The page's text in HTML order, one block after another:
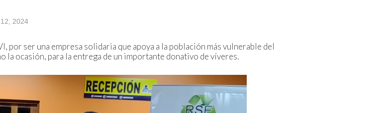
2024
ser una empresa solidaria que apoya a la población más vulnerable del
ocasión, para la entrega de un importante donativo de víveres.